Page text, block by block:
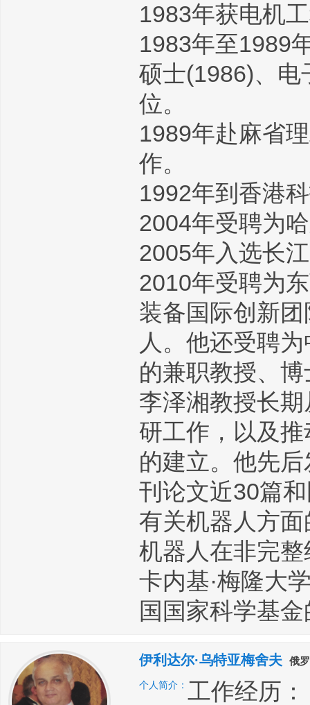
1983年获电机
1983年至1989
硕士(1986)、电
位。
1989年赴麻省
作。
1992年到香港
2004年受聘为
2005年入选长
2010年受聘为
装备国际创新
人。他还受聘
的兼职教授、
李泽湘教授长
研工作，以及
的建立。他先
刊论文近30篇
有关机器人方
机器人在非完
卡内基·梅隆大
国国家科学基
伊利达尔·乌特亚梅舍夫 俄
个人简介： 工作经历：